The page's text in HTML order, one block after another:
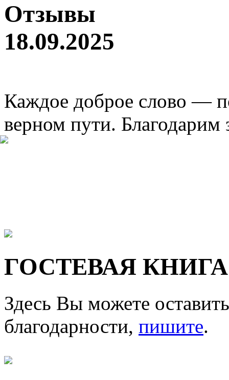
Отзывы
18.09.2025
Каждое доброе слово —
верном пути. Благодарим
ГОСТЕВАЯ КНИГА
Здесь Вы можете
благодарности, пишите.